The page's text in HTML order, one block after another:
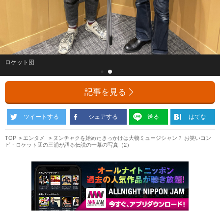
ロケット団
記事を見る
ツイートする シェアする 送る はてな
TOP エンタメ
ヌンチャクを始めたきっかけは大物ミュージシャン？ お笑いコン
ビ・ロケット団の三浦が語る伝説の一幕の写真（2）